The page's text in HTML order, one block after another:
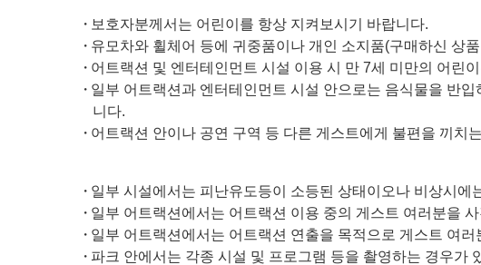
보호자분께서는 어린이를 항상 지켜보시기 바랍니다.
유모차와 휠체어 등에 귀중품이나 개인 소지품(구매하신 상
어트랙션 및 엔터테인먼트 시설 이용 시 만 7세 미만의 어린
일부 어트랙션과 엔터테인먼트 시설 안으로는 음식물을 반
니다.
어트랙션 안이나 공연 구역 등 다른 게스트에게 불편을 끼치
일부 시설에서는 피난유도등이 소등된 상태이오나 비상시
일부 어트랙션에서는 어트랙션 이용 중의 게스트 여러분을
일부 어트랙션에서는 어트랙션 연출을 목적으로 게스트 여
파크 안에서는 각종 시설 및 프로그램 등을 촬영하는 경우가